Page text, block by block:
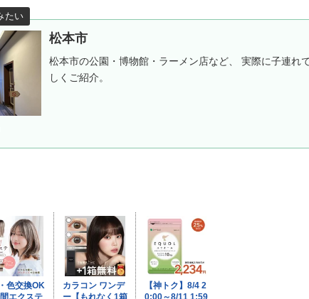
松本市
松本市の公園・博物館・ラーメン店など、 実際に子連れ
しくご紹介。